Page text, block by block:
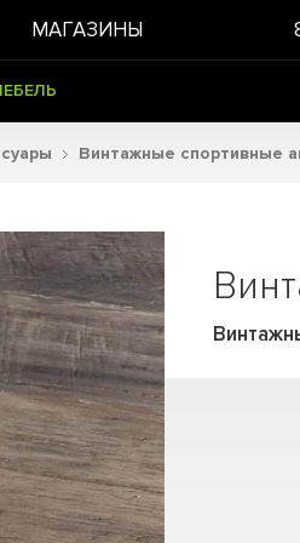
МАГАЗИНЫ
Винтажные спортивные